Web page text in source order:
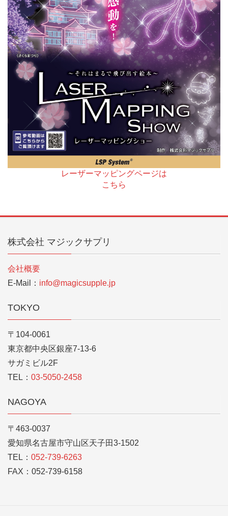
レーザーマッピングページは
こちら
株式会社 マジックサプリ
会社概要
E-Mail： info@magicsupple.jp
TOKYO
〒104-0061
東京都中央区銀座7-13-6
サガミビル2F
TEL： 03-5050-2458
NAGOYA
〒463-0037
愛知県名古屋市守山区天子田3-1502
TEL： 052-739-6263
FAX：052-739-6158